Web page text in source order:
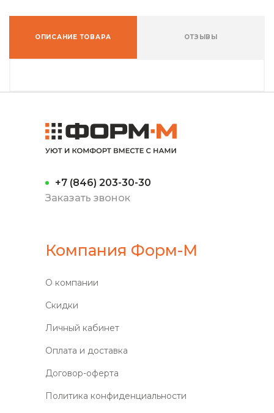
ОПИСАНИЕ ТОВАРА ОТЗЫВЫ
+7 (846) 203-30-30
Заказать звонок
Компания Форм-М
О компании
Скидки
Личный кабинет
Оплата и доставка
Договор-оферта
Политика конфиденциальности